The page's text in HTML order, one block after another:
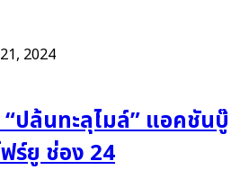
2024
“ปล้นทะลุไมล์” แอคชันบู๊
ร์ยู ช่อง 24